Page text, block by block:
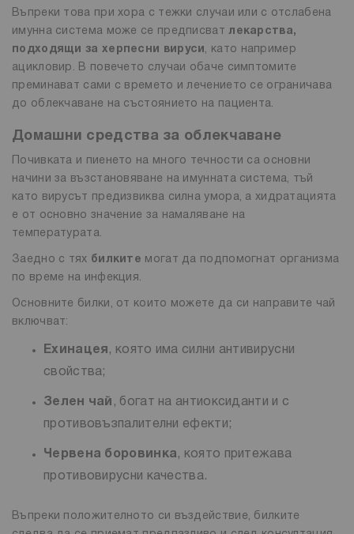
Въпреки това при хора с тежки случаи или с отслабена
имунна система може се предписватлекарства,
подходящи за херпесни вируси , като например
ацикловир. В повечето случаи обаче симптомите
преминават сами с времето и лечението се ограничава
до облекчаване на състоянието на пациента.
Домашни средства за облекчаване
Почивката и пиенето на много течности са основни
начини за възстановяване на имунната система, тъй
като вирусът предизвиква силна умора, а хидратацията
е от основно значение за намаляване на
температурата.
Заедно с тях билките могат да подпомогнат организма
по време на инфекция.
Основните билки, от които можете да си направите чай
включват:
Ехинацея , която има силни антивирусни
свойства;
Зелен чай , богат на антиоксиданти и с
противовъзпалителни ефекти;
Червена боровинка , която притежава
противовирусни качества.
Въпреки положителното си въздействие, билките